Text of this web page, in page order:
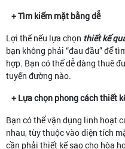
+ Tìm kiếm mặt bằng dễ
Lợi thế nếu lựa chọn thiết kế
bạn không phải “đau đầu” để
hợp. Bạn có thể dễ dàng thuê
tuyến đường nào.
+ Lựa chọn phong cách thiết
Bạn có thể vận dụng linh hoạt
nhau, tùy thuộc vào diện tích
cần phải thiết kế sao cho hòa